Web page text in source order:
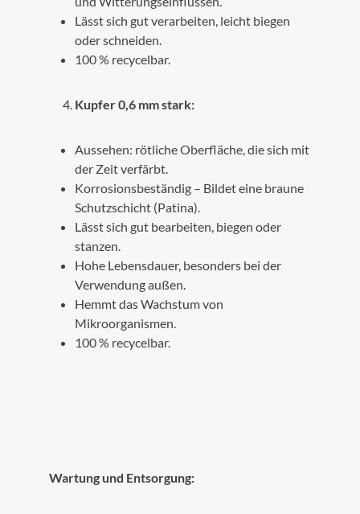
Lässt sich gut verarbeiten, leicht biegen
oder schneiden.
100 % recycelbar.
Kupfer 0,6 mm stark:
Aussehen: rötliche Oberfläche, die sich mit
der Zeit verfärbt.
Korrosionsbeständig – Bildet eine braune
Schutzschicht (Patina).
Lässt sich gut bearbeiten, biegen oder
stanzen.
Hohe Lebensdauer, besonders bei der
Verwendung außen.
Hemmt das Wachstum von
Mikroorganismen.
100 % recycelbar.
Wartung und Entsorgung: